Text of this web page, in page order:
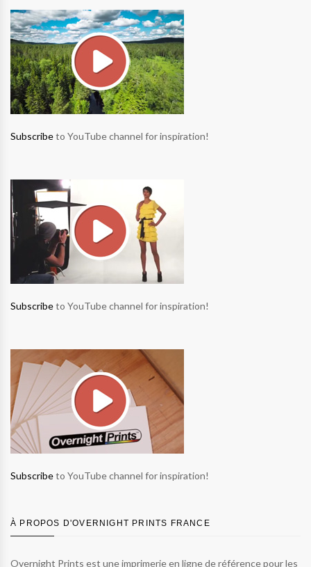
Subscribeto YouTube channel for inspiration!
Subscribeto YouTube channel for inspiration!
Subscribeto YouTube channel for inspiration!
À PROPOS D'OVERNIGHT PRINTS FRANCE
Overnight Prints est une imprimerie en ligne de référence pour les